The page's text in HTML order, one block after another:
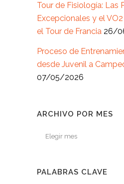
Tour de Fisiología: Las
Excepcionales y el
el Tour de Francia 26/
Proceso de
desde Juvenil a
07/05/2026
ARCHIVO POR MES
Archivo
PALABRAS CLAVE